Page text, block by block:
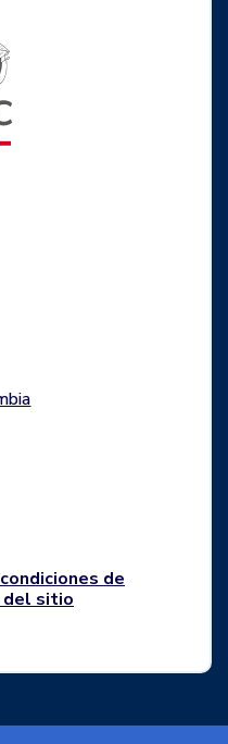
Threads
Tiktok
Twitter
Logo Facebook
de
del sitio